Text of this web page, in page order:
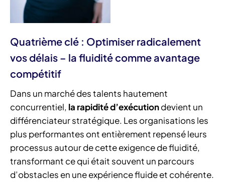
Quatrième clé : Optimiser radicalement
vos délais – la fluidité comme avantage
compétitif
Dans un marché des talents hautement
concurrentiel, la rapidité d’exécutiondevient un
différenciateur stratégique. Les organisations les
plus performantes ont entièrement repensé leurs
processus autour de cette exigence de fluidité,
transformant ce qui était souvent un parcours
d’obstacles en une expérience fluide et cohérente.